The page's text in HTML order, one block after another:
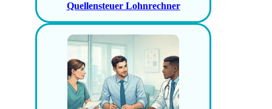
Quellensteuer Lohnrechner